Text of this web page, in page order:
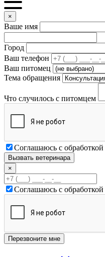
×
Ваше имя
Город
Ваш телефон
Ваш питомец
Тема обращения
Что случилось с питомцем
Соглашаюсь с обработкой
×
Соглашаюсь с обработкой